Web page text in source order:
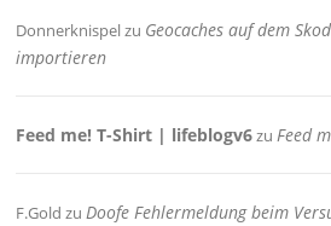
Donnerknispelzu Geocaches auf dem
importieren
Feed me! T-Shirt | lifeblogv6zuFeed
F.Gold zuDoofe Fehlermeldung beim